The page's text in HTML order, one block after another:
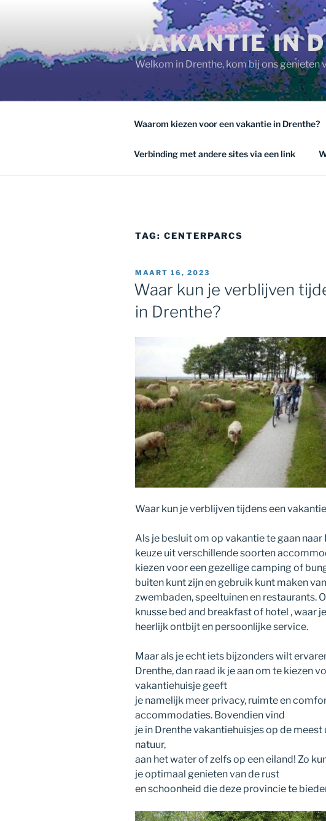
inhoud
VAKANTIE IN
Welkom in Drenthe, kom bij ons genieten
Waarom kiezen voor een vakantie in Drenthe?
Verbinding met andere sites via een link
TAG: CENTERPARCS
GEPLAATST
OP
MAART 16, 2023
Waar kun je verblijven
in Drenthe?
Waar kun je verblijven tijdens een
Als je besluit om op vakantie te gaan naar
keuze uit verschillende soorten
kiezen voor een gezellige camping of
buiten kunt zijn en gebruik kunt maken
zwembaden, speeltuinen en restaurants.
knusse bed and breakfast of hotel , waar
heerlijk ontbijt en persoonlijke service.
Maar als je echt iets bijzonders wilt
Drenthe, dan raad ik je aan om te kiezen
vakantiehuisje geeft
je namelijk meer privacy, ruimte en
accommodaties. Bovendien vind
je in Drenthe vakantiehuisjes op de
natuur,
aan het water of zelfs op een eiland! Zo
je optimaal genieten van de rust
en schoonheid die deze provincie te